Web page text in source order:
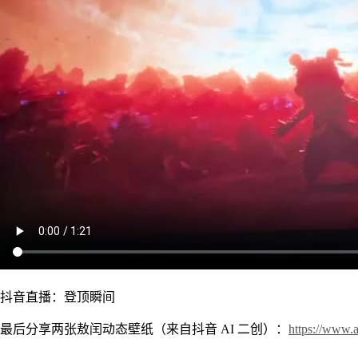
抖音直播：登顶瞬间
最后分享两张敖闰动态壁纸（来自抖音 AI 二创）： https://